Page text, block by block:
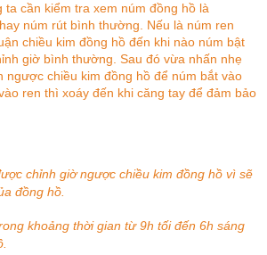
ta cần kiểm tra xem núm đồng hồ là
núm rút bình thường. Nếu là núm ren
chiều kim đồng hồ đến khi nào núm bật
giờ bình thường. Sau đó vừa nhấn nhẹ
ngược chiều kim đồng hồ để núm bắt vào
ren thì xoáy đến khi căng tay để đảm bảo
chỉnh giờ ngược chiều kim đồng hồ vì sẽ
đồng hồ.
khoảng thời gian từ 9h tối đến 6h sáng